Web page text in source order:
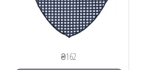
₴162